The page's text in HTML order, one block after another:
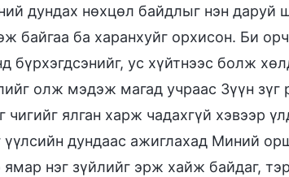
дундах нөхцөл байдлыг нэн даруй
байгаа ба харанхуйг орхисон. Би
бүрхэгдсэнийг, ус хүйтнээс болж
олж мэдэж магад учраас Зүүн зүг
чигийг ялган харж чадахгүй хэвээр
дундаас ажиглахад Миний
ямар нэг зүйлийг эрж хайж байдаг,